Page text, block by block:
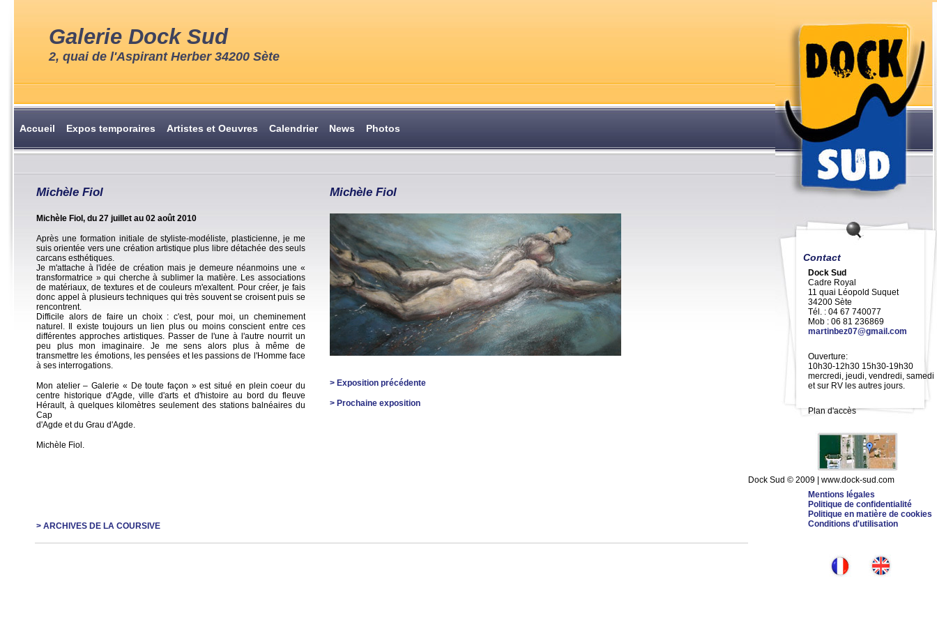
Galerie Dock Sud
2, quai de l'Aspirant Herber 34200 Sète
Accueil Expos temporaires Artistes et Oeuvres Calendrier News Photos
Michèle Fiol
Michèle Fiol, du 27 juillet au 02 août 2010
Après une formation initiale de styliste-modéliste, plasticienne, je me
suis orientée vers une création artistique plus libre détachée des seuls
carcans esthétiques.
Je m'attache à l'idée de création mais je demeure néanmoins une «
transformatrice » qui cherche à sublimer la matière. Les associations
de matériaux, de textures et de couleurs m'exaltent. Pour créer, je fais
donc appel à plusieurs techniques qui très souvent se croisent puis se
rencontrent.
Difficile alors de faire un choix : c'est, pour moi, un cheminement
naturel. Il existe toujours un lien plus ou moins conscient entre ces
différentes approches artistiques. Passer de l'une à l'autre nourrit un
peu plus mon imaginaire. Je me sens alors plus à même de
transmettre les émotions, les pensées et les passions de l'Homme face
à ses interrogations.
Mon atelier – Galerie « De toute façon » est situé en plein coeur du
centre historique d'Agde, ville d'arts et d'histoire au bord du fleuve
Hérault, à quelques kilomètres seulement des stations balnéaires du
Cap
d'Agde et du Grau d'Agde.
Michèle Fiol.
> ARCHIVES DE LA COURSIVE
Michèle Fiol
> Exposition précédente
> Prochaine exposition
Contact
Dock Sud
Cadre Royal
11 quai Léopold Suquet
34200 Sète
Tél. : 04 67 740077
Mob : 06 81 236869
martinbez07@gmail.com
Ouverture:
10h30-12h30 15h30-19h30
mercredi, jeudi, vendredi, samedi
et sur RV les autres jours.
Plan d'accès
Mentions légales
Politique de confidentialité
Politique en matière de cookies
Conditions d'utilisation
Dock Sud © 2009 | www.dock-sud.com